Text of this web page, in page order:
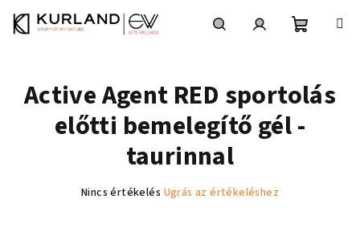
Active Agent RED sportolás
előtti bemelegítő gél -
taurinnal
A
Nincs értékelés Ugrás az értékeléshez